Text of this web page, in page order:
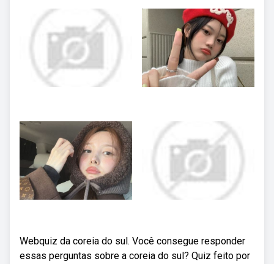
Webquiz da coreia do sul. Você consegue responder
essas perguntas sobre a coreia do sul? Quiz feito por